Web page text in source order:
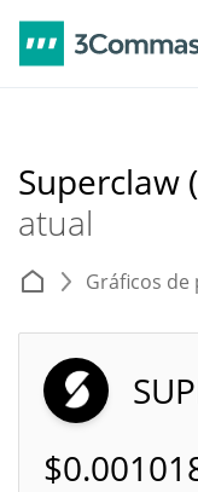
Superclaw
atual
Gráficos de
$